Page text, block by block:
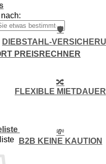
PREISRECHNER
🛡️
DIEBSTAHL-
🔀
FLEXIBLE MIETDAUER
💸
B2B KEINE KAUTION